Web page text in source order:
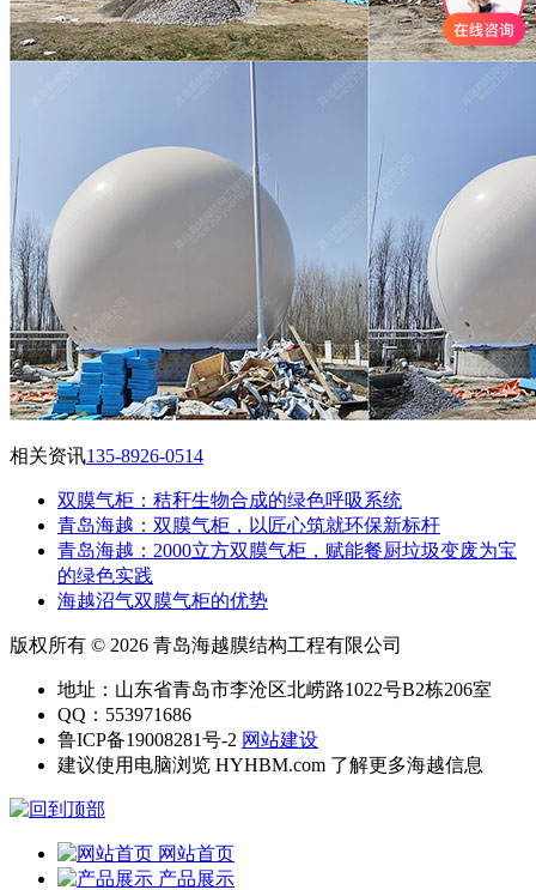
相关资讯135-8926-0514
双膜气柜：秸秆生物合成的绿色呼吸系统
青岛海越：双膜气柜，以匠心筑就环保新标杆
‌青岛海越：2000立方双膜气柜，赋能餐厨垃圾变废为宝
的绿色实践
海越沼气双膜气柜的优势
版权所有 © 2026 青岛海越膜结构工程有限公司
地址：山东省青岛市李沧区北崂路1022号B2栋206室
QQ：553971686
鲁ICP备19008281号-2 网站建设
建议使用电脑浏览 HYHBM.com 了解更多海越信息
网站首页
产品展示